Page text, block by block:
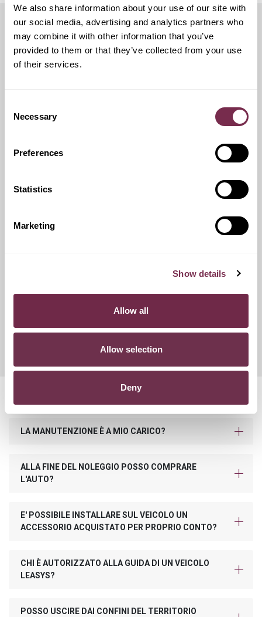
We also share information about your use of our site with
our social media, advertising and analytics partners who
may combine it with other information that you’ve
provided to them or that they’ve collected from your use
of their services.
Selection
Necessary
Preferences
Statistics
Marketing
Show details
Allow all
Allow selection
Deny
Servizi aggiuntivi
Al momento del preventivo chiedi al tuo consulente
Questo servizio ti offre la possibilità di scegliere tra diverse
l'importo del canone mensile di noleggio.
tua auto. Se accetti la proposta, ci occuperemo di vendere la
tua auto e di restituirti l’importo pattuito che potrai usare
Domande frequenti
LA MANUTENZIONE È A MIO CARICO?
ALLA FINE DEL NOLEGGIO POSSO COMPRARE
L'AUTO?
E' POSSIBILE INSTALLARE SUL VEICOLO UN
ACCESSORIO ACQUISTATO PER PROPRIO CONTO?
CHI È AUTORIZZATO ALLA GUIDA DI UN VEICOLO
LEASYS?
POSSO USCIRE DAI CONFINI DEL TERRITORIO